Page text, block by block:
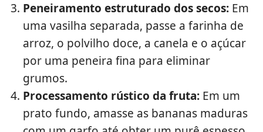
Peneiramento estruturado dos secos: Em
uma vasilha separada, passe a farinha de
arroz, o polvilho doce, a canela e o açúcar
por uma peneira fina para eliminar
grumos.
Processamento rústico da fruta: Em um
prato fundo, amasse as bananas maduras